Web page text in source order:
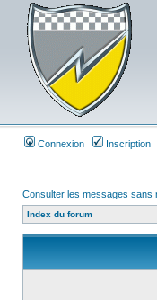
Connexion Inscription
Consulter les messages sans
Index du forum